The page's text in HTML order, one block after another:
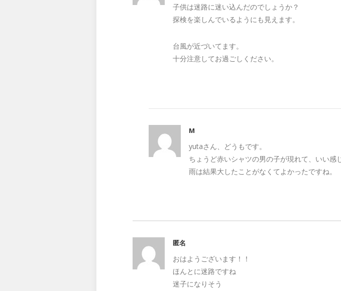
子供は迷路に迷い込んだのでしょうか？
探検を楽しんでいるようにも見えます。
台風が近づいてます。
十分注意してお過ごしください。
M
yutaさん、どうもです。
ちょうど赤いシャツの男の子が現れて、いい感
雨は結果大したことがなくてよかったですね。
匿名
おはようございます！！
ほんとに迷路ですね
迷子になりそう